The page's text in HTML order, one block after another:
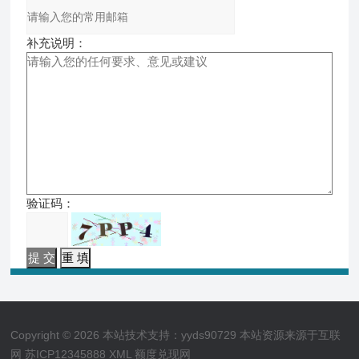
补充说明：
验证码：
Copyright © 2026 本站技术支持：yyds90729 本站资源来源于互联
网苏ICP12345888 XML 额度兑现网